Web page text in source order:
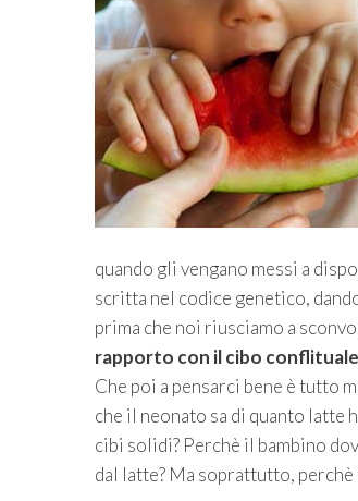
quando gli vengano messi a
scritta nel codice genetico,
prima che noi riusciamo a
rapporto con il cibo
Che poi a pensarci bene è tutto
che il neonato sa di quanto latte
cibi solidi? Perchè il bambino
dal latte? Ma soprattutto,